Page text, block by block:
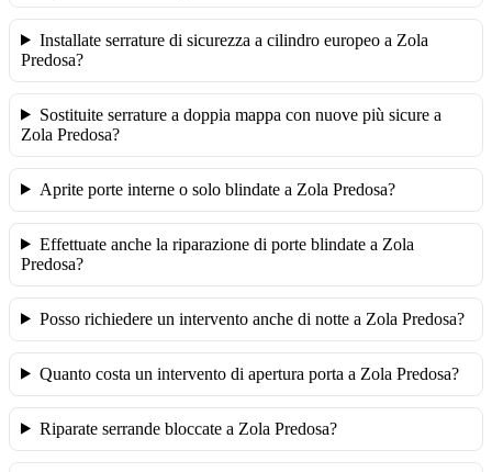
Installate serrature di sicurezza a cilindro europeo a Zola
Predosa?
Sostituite serrature a doppia mappa con nuove più sicure a
Zola Predosa?
Aprite porte interne o solo blindate a Zola Predosa?
Effettuate anche la riparazione di porte blindate a Zola
Predosa?
Posso richiedere un intervento anche di notte a Zola Predosa?
Quanto costa un intervento di apertura porta a Zola Predosa?
Riparate serrande bloccate a Zola Predosa?